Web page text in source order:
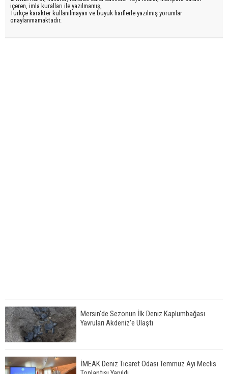
içeren, imla kuralları ile yazılmamış,
Türkçe karakter kullanılmayan ve büyük harflerle yazılmış yorumlar
onaylanmamaktadır.
Mersin'de Sezonun İlk Deniz Kaplumbağası
Yavruları Akdeniz'e Ulaştı
İMEAK Deniz Ticaret Odası Temmuz Ayı Meclis